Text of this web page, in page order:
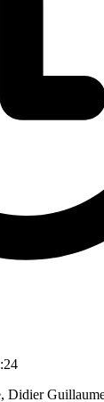
Didier